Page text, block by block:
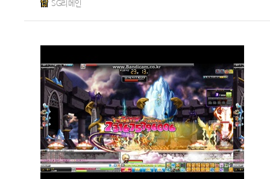
SG리메인